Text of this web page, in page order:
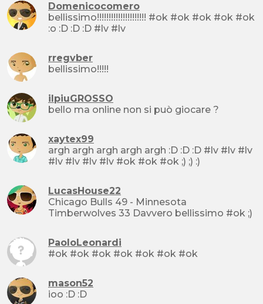
Domenicocomero
bellissimo!!!!!!!!!!!!!!!!!!!!! #ok #ok #ok #ok #ok
:o :D :D :D #lv #lv
rregvber
bellissimo!!!!!
ilpiuGROSSO
bello ma online non si può giocare ?
xaytex99
argh argh argh argh argh :D :D :D #lv #lv #lv
#lv #lv #lv #lv #ok #ok #ok ;) ;) :)
LucasHouse22
Chicago Bulls 49 - Minnesota
Timberwolves 33 Davvero bellissimo #ok ;)
PaoloLeonardi
#ok #ok #ok #ok #ok #ok #ok
mason52
ioo :D :D